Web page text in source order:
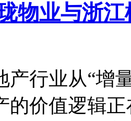
物业与浙
业从“增量
的价值逻辑